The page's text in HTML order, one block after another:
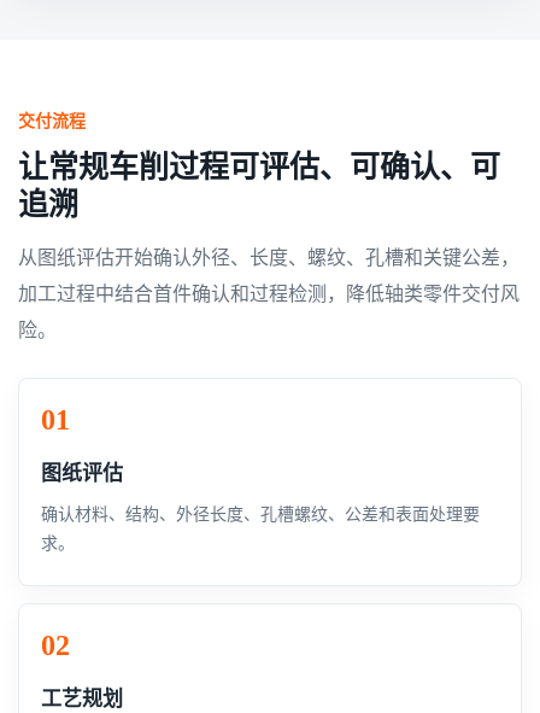
交付流程
让常规车削过程可评估、可确认、可
追溯
从图纸评估开始确认外径、长度、螺纹、孔槽和关键公差，
加工过程中结合首件确认和过程检测，降低轴类零件交付风
险。
图纸评估
确认材料、结构、外径长度、孔槽螺纹、公差和表面处理要
求。
工艺规划